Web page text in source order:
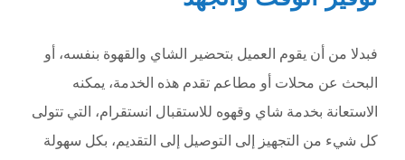
فبدلا من أن يقوم العميل بتحضير الشاي والقهوة بنفسه، أو
البحث عن محلات أو مطاعم تقدم هذه الخدمة، يمكنه
الاستعانة بخدمة شاي وقهوه للاستقبال انستقرام، التي تتولى
كل شيء من التجهيز إلى التوصيل إلى التقديم، بكل سهولة